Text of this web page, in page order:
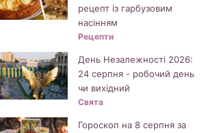
рецепт із гарбузовим
насінням
Рецепти
День Незалежності 2026:
24 серпня - робочий день
чи вихідний
Свята
Гороскоп на 8 серпня за